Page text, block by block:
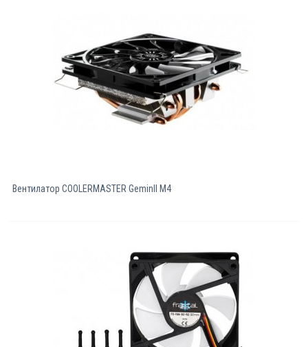
Вентилатор COOLERMASTER GeminII M4